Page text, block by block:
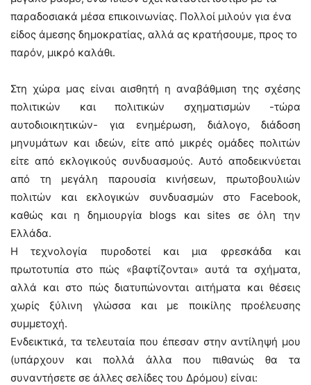
παραδοσιακά μέσα επικοινωνίας. Πολλοί μιλούν για ένα
είδος άμεσης δημοκρατίας, αλλά ας κρατήσουμε, προς το
παρόν, μικρό καλάθι.
Στη χώρα μας είναι αισθητή η αναβάθμιση της σχέσης
πολιτικών και πολιτικών σχηματισμών -τώρα
αυτοδιοικητικών- για ενημέρωση, διάλογο, διάδοση
μηνυμάτων και ιδεών, είτε από μικρές ομάδες πολιτών
είτε από εκλογικούς συνδυασμούς. Αυτό αποδεικνύεται
από τη μεγάλη παρουσία κινήσεων, πρωτοβουλιών
πολιτών και εκλογικών συνδυασμών στο Facebook,
καθώς και η δημιουργία blogs και sites σε όλη την
Ελλάδα.
Η τεχνολογία πυροδοτεί και μια φρεσκάδα και
πρωτοτυπία στο πώς «βαφτίζονται» αυτά τα σχήματα,
αλλά και στο πώς διατυπώνονται αιτήματα και θέσεις
χωρίς ξύλινη γλώσσα και με ποικίλης προέλευσης
συμμετοχή.
Ενδεικτικά, τα τελευταία που έπεσαν στην αντίληψή μου
(υπάρχουν και πολλά άλλα που πιθανώς θα τα
συναντήσετε σε άλλες σελίδες του Δρόμου) είναι: